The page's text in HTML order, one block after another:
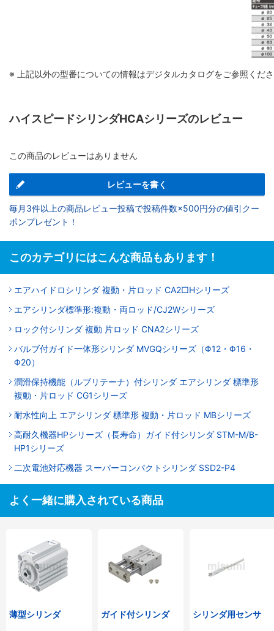
※ 上記以外の型番についての情報はデジタルカタログをご参照くだ
ハイスピードシリンダHCAシリーズのレビュー
この商品のレビューはありません
レビューを書く
毎月3件以上の商品レビュー投稿で投稿件数×500円分の値引クー
ポンプレゼント！
このカテゴリにはこんな商品もあります！
エアハイドロシリンダ 複動・片ロッド CA2□Hシリーズ
エアシリンダ標準形:複動・両ロッド/CJ2Wシリーズ
ロック付シリンダ 複動 片ロッド CNA2シリーズ
バルブ付ガイド一体形シリンダ MVGQシリーズ（Φ12・Φ16・
Φ20）
潤滑保持機能（ルブリテーナ）付シリンダ エアシリンダ 標準形
複動・片ロッド CG1シリーズ
耐水性向上 エアシリンダ 標準形 複動・片ロッド MBシリーズ
高耐久機器HPシリーズ（長寿命）ガイド付シリンダ STM-M/B-
HP1シリーズ
二次電池対応機器 スーパーコンパクトシリンダ SSD2-P4
よく一緒に購入されている商品
薄型シリンダ ガイド付シリンダ シリンダ用センサ